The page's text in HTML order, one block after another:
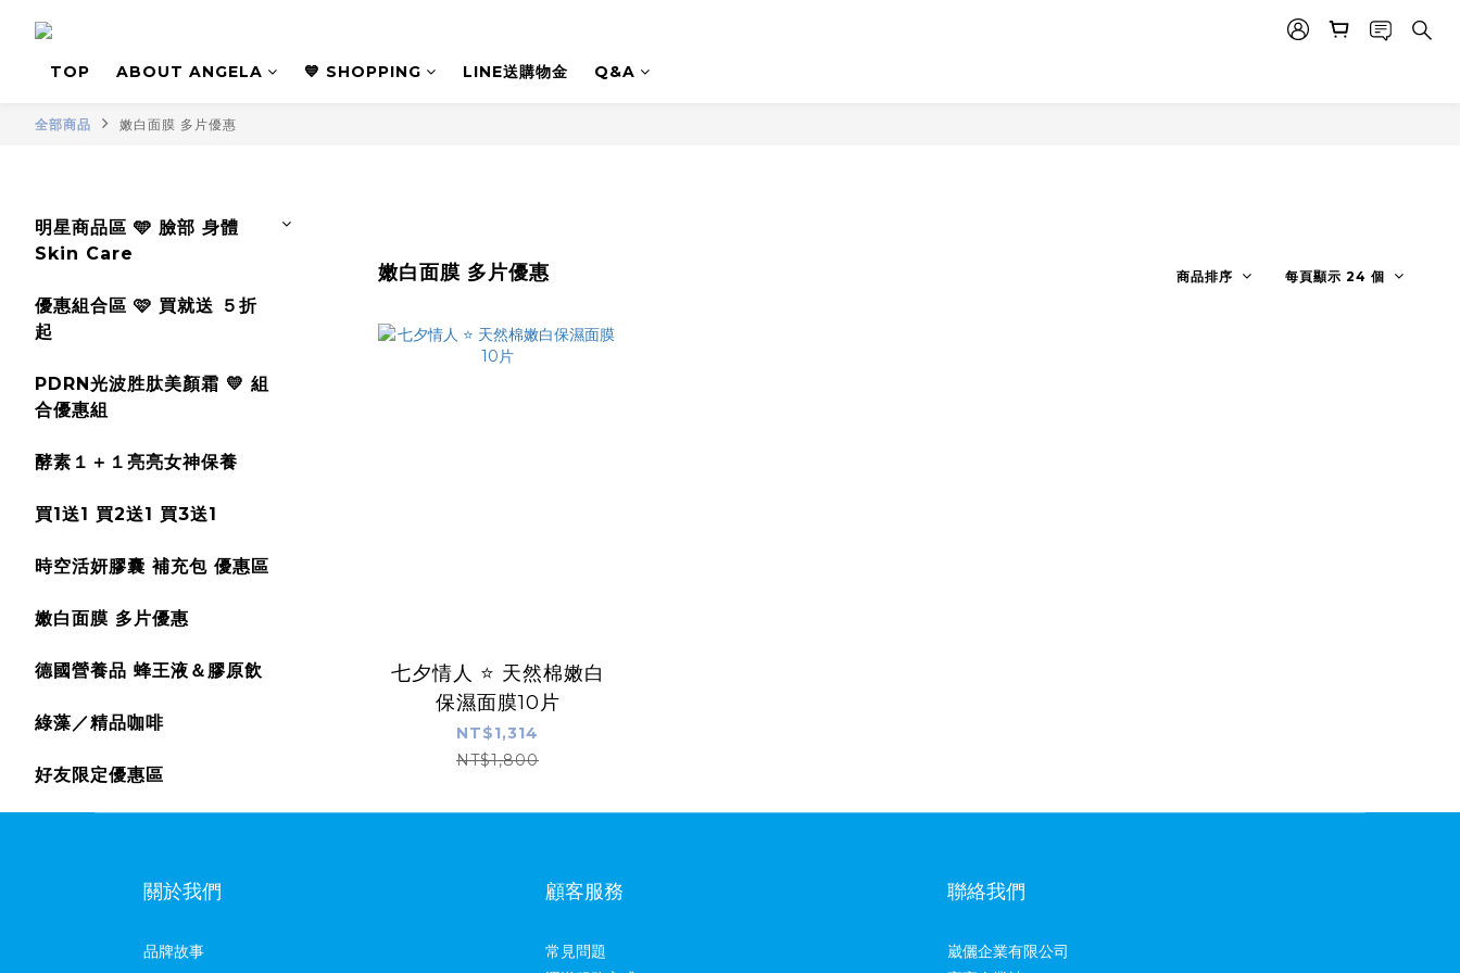
TOP ABOUT ANGELA 💙 SHOPPING LINE送購物金 Q&A
全部商品 嫩白面膜 多片優惠
明星商品區 🩵 臉部 身體
Skin Care
優惠組合區 🩷 買就送 ５折
起
PDRN光波胜肽美顏霜 💛 組
合優惠組
酵素１＋１亮亮女神保養
買1送1 買2送1 買3送1
時空活妍膠囊 補充包 優惠區
嫩白面膜 多片優惠
德國營養品 蜂王液＆膠原飲
綠藻／精品咖啡
好友限定優惠區
嫩白面膜 多片優惠 商品排序 每頁顯示 24 個
七夕情人 ⭐️ 天然棉嫩白
保濕面膜10片
NT$1,314
NT$1,800
關於我們
品牌故事
顧客服務
常見問題
聯絡我們
崴儷企業有限公司